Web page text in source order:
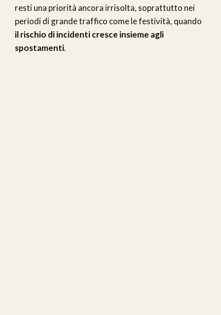
resti una priorità ancora irrisolta, soprattutto nei
periodi di grande traffico come le festività, quando
il rischio di incidenti cresce insieme agli
spostamenti.